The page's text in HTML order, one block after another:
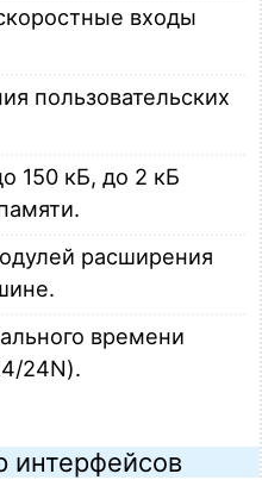
входы
пользовательских
150 кБ, до 2 кБ
расширения
времени
24N).
интерфейсов